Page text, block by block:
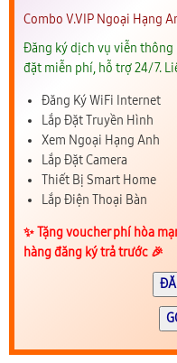
Combo V.VIP Ngoại Hạng
Đăng ký dịch vụ viễn thông
đặt miễn phí, hỗ trợ 24/7.
Đăng Ký WiFi Internet
Lắp Đặt Truyền Hình
Xem Ngoại Hạng Anh
Lắp Đặt Camera
Thiết Bị Smart Home
Lắp Điện Thoại Bàn
✨️ Tặng voucher phí hòa
hàng đăng ký trả trước 🎉